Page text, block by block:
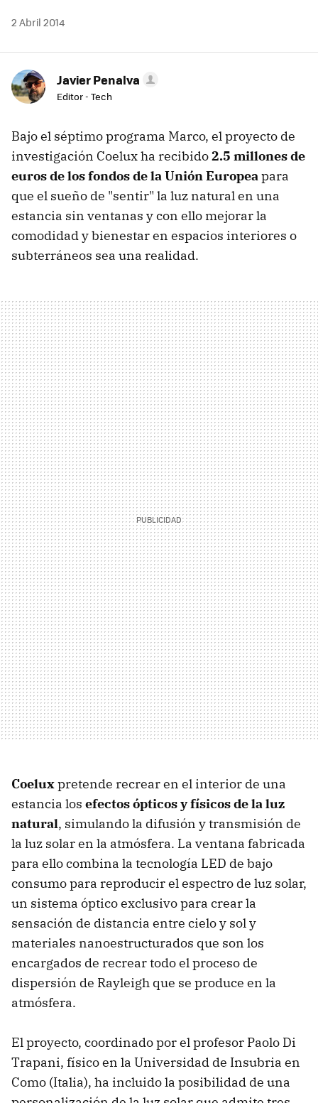
2 Abril 2014
Javier Penalva
Editor - Tech
Bajo el séptimo programa Marco, el proyecto de
investigación Coelux ha recibido2.5 millones de
euros de los fondos de la Unión Europeapara
que el sueño de "sentir" la luz natural en una
estancia sin ventanas y con ello mejorar la
comodidad y bienestar en espacios interiores o
subterráneos sea una realidad.
Coeluxpretende recrear en el interior de una
estancia los efectos ópticos y físicos de la luz
natural, simulando la difusión y transmisión de
la luz solar en la atmósfera. La ventana fabricada
para ello combina la tecnología LED de bajo
consumo para reproducir el espectro de luz solar,
un sistema óptico exclusivo para crear la
sensación de distancia entre cielo y sol y
materiales nanoestructurados que son los
encargados de recrear todo el proceso de
dispersión de Rayleigh que se produce en la
atmósfera.
El proyecto, coordinado por el profesor Paolo Di
Trapani, físico en la Universidad de Insubria en
Como (Italia), ha incluido la posibilidad de una